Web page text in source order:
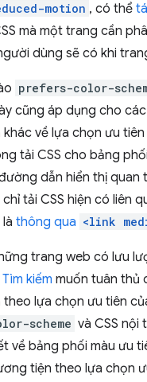
motion , có thể
mà một trang cần
dùng sẽ có khi
prefers-color-
cũng áp dụng cho
về lựa chọn ưu
tải CSS cho bảng
dẫn hiển thị quan
tải CSS hiện có liên
thông qua <link
trang web có lưu
kiếm muốn tuân thủ
lựa chọn ưu tiên
scheme và CSS nội
về bảng phối màu ưu
tiện theo lựa chọn